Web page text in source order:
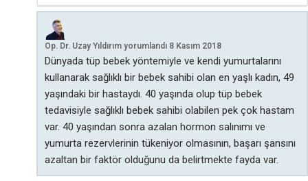
Op. Dr. Uzay Yıldırım yorumlandı 8 Kasım 2018
Dünyada tüp bebek yöntemiyle ve kendi yumurtalarını
kullanarak sağlıklı bir bebek sahibi olan en yaşlı kadın, 49
yaşındaki bir hastaydı. 40 yaşında olup tüp bebek
tedavisiyle sağlıklı bebek sahibi olabilen pek çok hastam
var. 40 yaşından sonra azalan hormon salınımı ve
yumurta rezervlerinin tükeniyor olmasının, başarı şansını
azaltan bir faktör olduğunu da belirtmekte fayda var.